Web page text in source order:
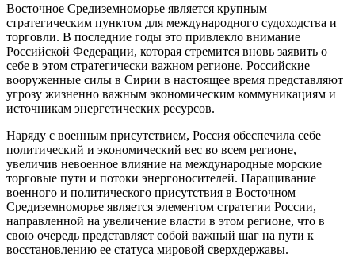
Восточное Средиземноморье является крупным
стратегическим пунктом для международного судоходства и
торговли. В последние годы это привлекло внимание
Российской Федерации, которая стремится вновь заявить о
себе в этом стратегически важном регионе. Российские
вооруженные силы в Сирии в настоящее время представляют
угрозу жизненно важным экономическим коммуникациям и
источникам энергетических ресурсов.
Наряду с военным присутствием, Россия обеспечила себе
политический и экономический вес во всем регионе,
увеличив невоенное влияние на международные морские
торговые пути и потоки энергоносителей. Наращивание
военного и политического присутствия в Восточном
Средиземноморье является элементом стратегии России,
направленной на увеличение власти в этом регионе, что в
свою очередь представляет собой важный шаг на пути к
восстановлению ее статуса мировой сверхдержавы.